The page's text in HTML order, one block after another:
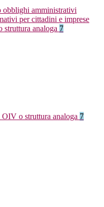
obblighi amministrativi
per cittadini e imprese
analoga 7
o struttura analoga 7